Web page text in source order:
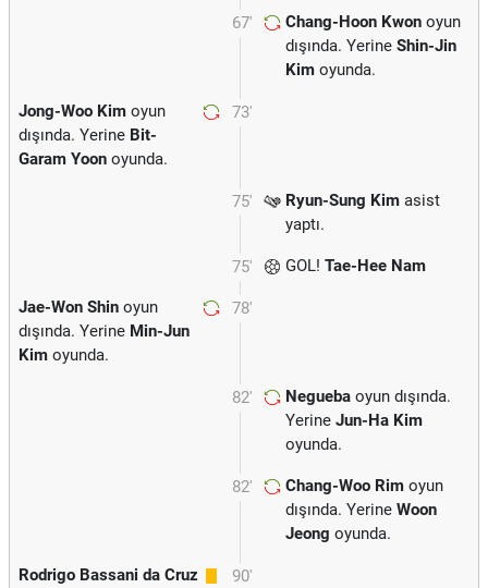
67' Chang-Hoon Kwon oyun
dışında. Yerine Shin-Jin
Kim oyunda.
73'
Jong-Woo Kim oyun
dışında. Yerine Bit-
Garam Yoon oyunda.
75' Ryun-Sung Kim asist
yaptı.
75' GOL! Tae-Hee Nam
78'
Jae-Won Shin oyun
dışında. Yerine Min-Jun
Kim oyunda.
82' Negueba oyun dışında.
Yerine Jun-Ha Kim
oyunda.
82' Chang-Woo Rim oyun
dışında. Yerine Woon
Jeong oyunda.
90'
Rodrigo Bassani da Cruz